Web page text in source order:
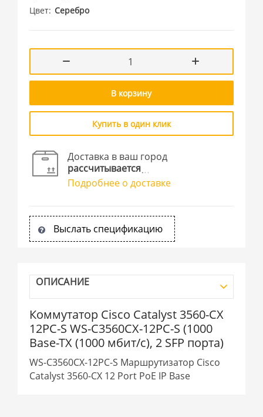
Цвет Серебро
В корзину
Купить в один клик
Доставка в ваш город
рассчитывается
Подробнее о доставке
Выслать спецификацию
ОПИСАНИЕ
Коммутатор Cisco Catalyst 3560-CX
12PC-S WS-C3560CX-12PC-S (1000
Base-TX (1000 мбит/с), 2 SFP порта)
WS-C3560CX-12PC-S Маршрутизатор Cisco
Catalyst 3560-CX 12 Port PoE IP Base